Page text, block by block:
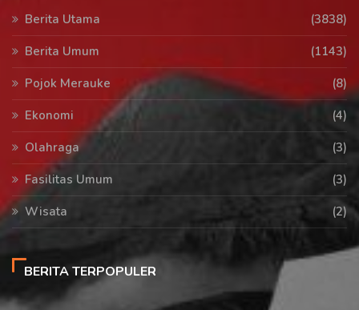
Berita Utama
(3838)
Berita Umum
(1143)
Pojok Merauke
(8)
Ekonomi
(4)
Olahraga
(3)
Fasilitas Umum
(3)
Wisata
(2)
BERITA TERPOPULER